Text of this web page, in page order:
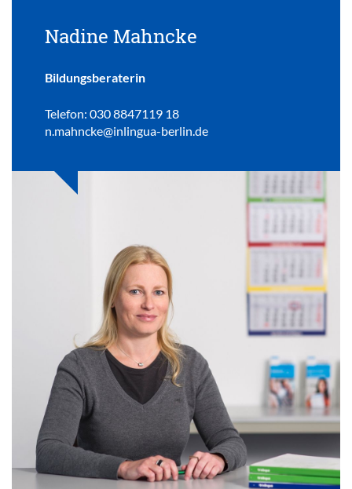
Nadine Mahncke
Bildungsberaterin
Telefon: 030 8847119 18
n.mahncke@inlingua-berlin.de